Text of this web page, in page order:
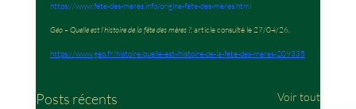
https://www.fete-des-meres.info/origine-fete-des-meres.html
Géo – Quelle est l’histoire de la fête des mères ?, article consulté le 27/04/26,
https://www.geo.fr/histoire/quelle-est-lhistoire-de-la-fete-des-meres-209335
Posts récents Voir tout